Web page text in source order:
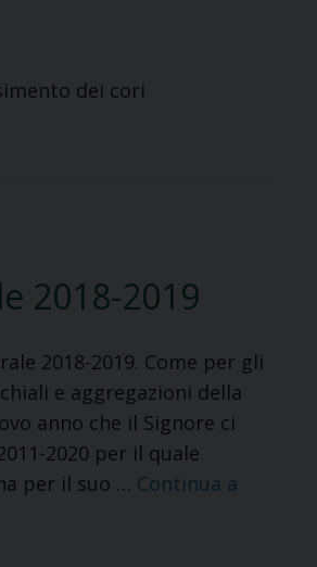
dei cori
2018-2019
2018-2019. Come per gli
e aggregazioni della
anno che il Signore ci
2020 per il quale
per il suo … Continua a